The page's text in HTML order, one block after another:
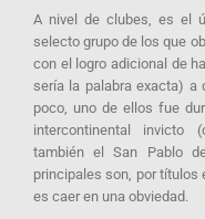
A nivel de clubes, es el
selecto grupo de los que
con el logro adicional de
sería la palabra exacta) a
poco, uno de ellos fue
intercontinental invicto
también el San Pablo
principales son, por títulos
es caer en una obviedad.